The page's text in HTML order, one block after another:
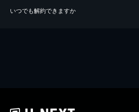
いつでも解約できますか